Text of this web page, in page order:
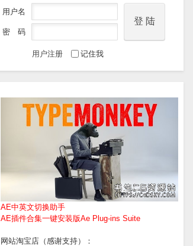
用户名
密 码
用户注册 记住我
AE中英文切换助手
AE插件合集一键安装版Ae Plug-ins Suite
网站淘宝店（感谢支持）：